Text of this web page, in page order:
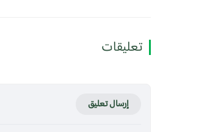
تعليقات
إرسال تعليق